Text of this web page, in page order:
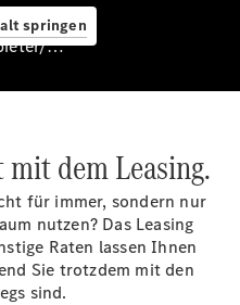
springen
Anbieter/Datenschutz
dem Leasing.
für immer, sondern nur
nutzen? Das Leasing
Raten lassen Ihnen
Sie trotzdem mit den
sind.